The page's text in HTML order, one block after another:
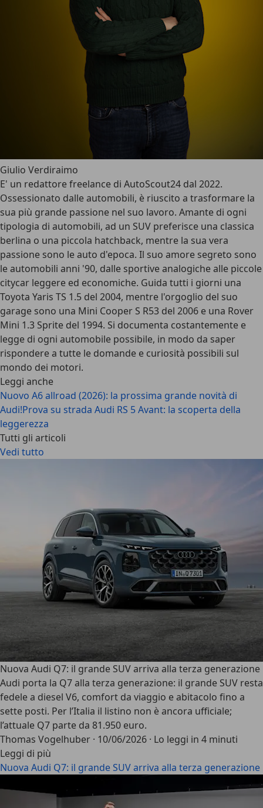
Giulio Verdiraimo
E' un redattore freelance di AutoScout24 dal 2022.
Ossessionato dalle automobili, è riuscito a trasformare la
sua più grande passione nel suo lavoro. Amante di ogni
tipologia di automobili, ad un SUV preferisce una classica
berlina o una piccola hatchback, mentre la sua vera
passione sono le auto d'epoca. Il suo amore segreto sono
le automobili anni '90, dalle sportive analogiche alle piccole
citycar leggere ed economiche. Guida tutti i giorni una
Toyota Yaris TS 1.5 del 2004, mentre l'orgoglio del suo
garage sono una Mini Cooper S R53 del 2006 e una Rover
Mini 1.3 Sprite del 1994. Si documenta costantemente e
legge di ogni automobile possibile, in modo da saper
rispondere a tutte le domande e curiosità possibili sul
mondo dei motori.
Leggi anche
Nuovo A6 allroad (2026): la prossima grande novità di
Audi!Prova su strada Audi RS 5 Avant: la scoperta della
leggerezza
Tutti gli articoli
Vedi tutto
Nuova Audi Q7: il grande SUV arriva alla terza generazione
Audi porta la Q7 alla terza generazione: il grande SUV resta
fedele a diesel V6, comfort da viaggio e abitacolo fino a
sette posti. Per l’Italia il listino non è ancora ufficiale;
l’attuale Q7 parte da 81.950 euro.
Thomas Vogelhuber · 10/06/2026 · Lo leggi in 4 minuti
Leggi di più
Nuova Audi Q7: il grande SUV arriva alla terza generazione